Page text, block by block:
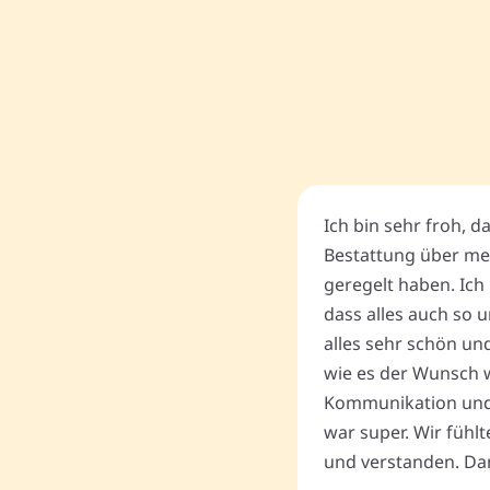
Ich bin sehr froh,
Bestattung über
geregelt haben.
dass alles auch so
alles sehr schön
wie es der Wunsch
Kommunikation
war super. Wir
und verstanden.